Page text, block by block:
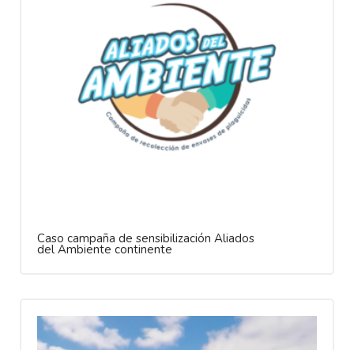
Caso campaña de sensibilización Aliados
del Ambiente continente